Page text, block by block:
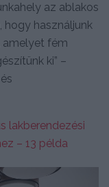
az ablakos
hogy használjunk
amelyet fém
ki” –
lakberendezési
– 13 példa